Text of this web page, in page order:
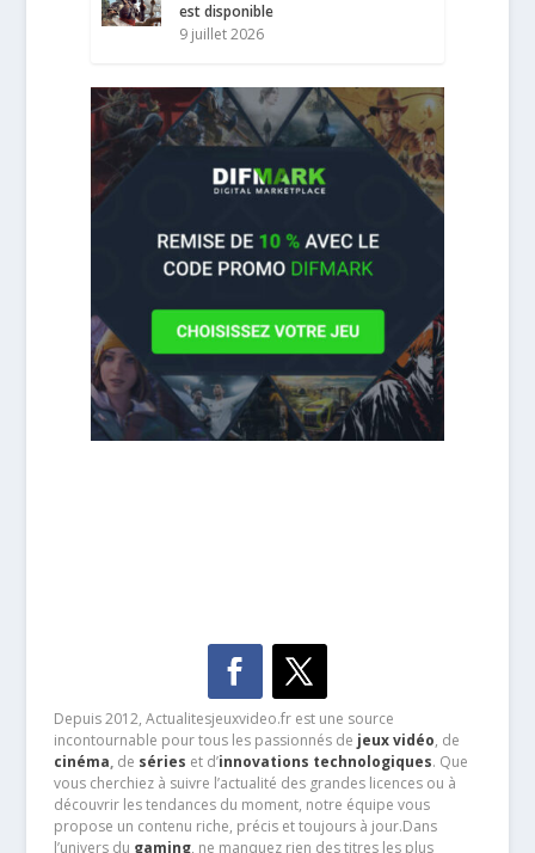
est disponible
9 juillet 2026
Depuis 2012, Actualitesjeuxvideo.fr est une source
incontournable pour tous les passionnés de jeux vidéo, de
cinéma,de séries et d’innovations technologiques. Que
vous cherchiez à suivre l’actualité des grandes licences ou à
découvrir les tendances du moment, notre équipe vous
propose un contenu riche, précis et toujours à jour.Dans
l’univers du gaming, ne manquez rien des titres les plus